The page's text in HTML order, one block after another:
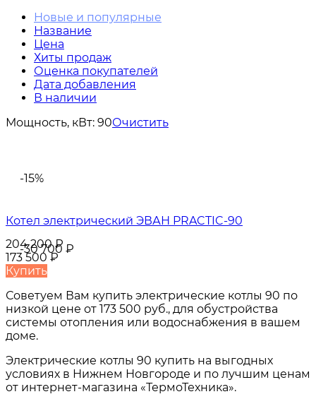
Новые и популярные
Название
Цена
Хиты продаж
Оценка покупателей
Дата добавления
В наличии
Мощность, кВт: 90Очистить
-15%
-30 700 ₽
Котел электрический ЭВАН PRACTIC-90
204 200₽
173 500₽
Купить
Советуем Вам купить электрические котлы 90 по
низкой цене от 173 500 руб., для обустройства
системы отопления или водоснабжения в вашем
доме.
Электрические котлы 90 купить на выгодных
условиях в Нижнем Новгороде и по лучшим ценам
от интернет-магазина «ТермоТехника».